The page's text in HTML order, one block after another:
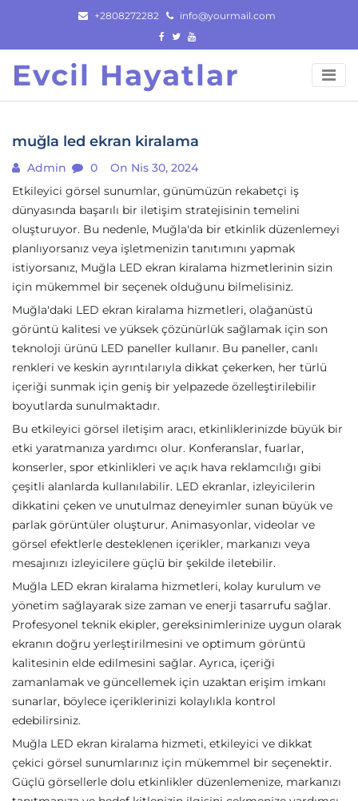
content
+2808272282 info@yourmail.com
Evcil Hayatlar
muğla led ekran kiralama
Admin 0
On Nis 30, 2024
Etkileyici görsel sunumlar, günümüzün rekabetçi iş
dünyasında başarılı bir iletişim stratejisinin temelini
oluşturuyor. Bu nedenle, Muğla'da bir etkinlik düzenlemeyi
planlıyorsanız veya işletmenizin tanıtımını yapmak
istiyorsanız, Muğla LED ekran kiralama hizmetlerinin sizin
için mükemmel bir seçenek olduğunu bilmelisiniz.
Muğla'daki LED ekran kiralama hizmetleri, olağanüstü
görüntü kalitesi ve yüksek çözünürlük sağlamak için son
teknoloji ürünü LED paneller kullanır. Bu paneller, canlı
renkleri ve keskin ayrıntılarıyla dikkat çekerken, her türlü
içeriği sunmak için geniş bir yelpazede özelleştirilebilir
boyutlarda sunulmaktadır.
Bu etkileyici görsel iletişim aracı, etkinliklerinizde büyük bir
etki yaratmanıza yardımcı olur. Konferanslar, fuarlar,
konserler, spor etkinlikleri ve açık hava reklamcılığı gibi
çeşitli alanlarda kullanılabilir. LED ekranlar, izleyicilerin
dikkatini çeken ve unutulmaz deneyimler sunan büyük ve
parlak görüntüler oluşturur. Animasyonlar, videolar ve
görsel efektlerle desteklenen içerikler, markanızı veya
mesajınızı izleyicilere güçlü bir şekilde iletebilir.
Muğla LED ekran kiralama hizmetleri, kolay kurulum ve
yönetim sağlayarak size zaman ve enerji tasarrufu sağlar.
Profesyonel teknik ekipler, gereksinimlerinize uygun olarak
ekranın doğru yerleştirilmesini ve optimum görüntü
kalitesinin elde edilmesini sağlar. Ayrıca, içeriği
zamanlamak ve güncellemek için uzaktan erişim imkanı
sunarlar, böylece içeriklerinizi kolaylıkla kontrol
edebilirsiniz.
Muğla LED ekran kiralama hizmeti, etkileyici ve dikkat
çekici görsel sunumlarınız için mükemmel bir seçenektir.
Güçlü görsellerle dolu etkinlikler düzenlemenize, markanızı